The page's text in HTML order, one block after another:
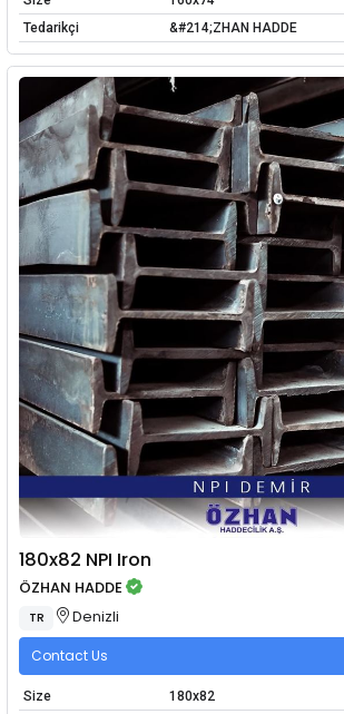
Tedarikçi
&#214;ZHAN HADDE
180x82 NPI Iron
ÖZHAN HADDE
TR Denizli
Contact Us
Size
180x82